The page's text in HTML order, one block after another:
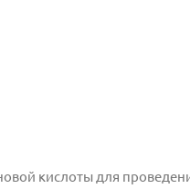
кислоты для